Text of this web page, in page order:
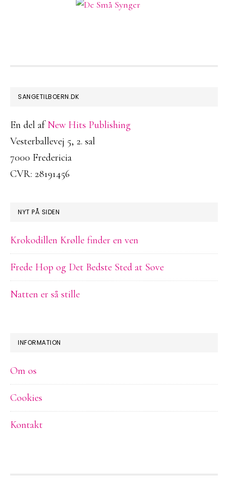
FOOTER
SANGETILBOERN.DK
En del afNew Hits Publishing
Vesterballevej 5, 2. sal
7000 Fredericia
CVR: 28191456
NYT PÅ SIDEN
Krokodillen Krølle finder en ven
Frede Hop og Det Bedste Sted at Sove
Natten er så stille
INFORMATION
Om os
Cookies
Kontakt